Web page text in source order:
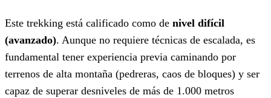
Este trekking está calificado como de nivel difícil
(avanzado). Aunque no requiere técnicas de escalada, es
fundamental tener experiencia previa caminando por
terrenos de alta montaña (pedreras, caos de bloques) y ser
capaz de superar desniveles de más de 1.000 metros